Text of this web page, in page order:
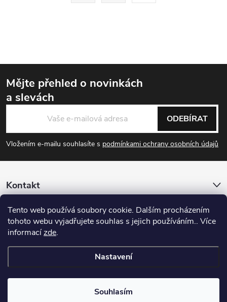
Tento web používá soubory cookie. Dalším procházením
tohoto webu vyjadřujete souhlas s jejich používáním.. Více
informacízde.
Nastavení
Souhlasím
Zápatí
Mějte přehled o novinkách
a slevách
Vložením e-mailu souhlasíte s podmínkami ochrany osobních údajů
ODEBÍRAT
Kontakt
Informace pro vás
Copyright 2026Zafax.shop. Všechna práva vyhrazena.